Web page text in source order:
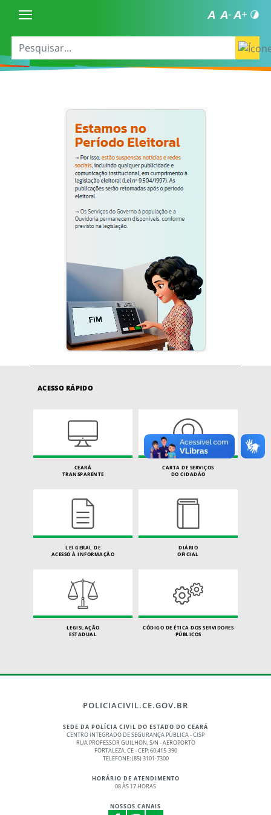
ACESSO RÁPIDO
CEARÁ
TRANSPARENTE
CARTA DE SERVIÇOS
DO CIDADÃO
LEI GERAL DE
ACESSO À INFORMAÇÃO
DIÁRIO
OFICIAL
LEGISLAÇÃO
ESTADUAL
CÓDIGO DE ÉTICA DOS SERVIDORES
PÚBLICOS
POLICIACIVIL.CE.GOV.BR
SEDE DA POLÍCIA CIVIL DO ESTADO DO CEARÁ
CENTRO INTEGRADO DE SEGURANÇA PÚBLICA - CISP
RUA PROFESSOR GUILHON, S/N - AEROPORTO
FORTALEZA, CE - CEP: 60.415-390
TELEFONE: (85) 3101-7300
HORÁRIO DE ATENDIMENTO
08 ÀS 17 HORAS
NOSSOS CANAIS